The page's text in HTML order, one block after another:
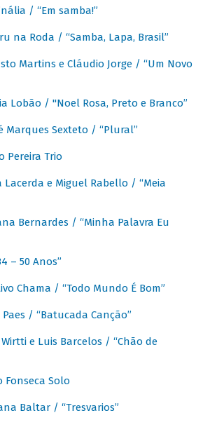
/ “Em samba!”
na Roda / “Samba, Lapa, Brasil”
Martins e Cláudio Jorge / “Um Novo
Lobão / "Noel Rosa, Preto e Branco”
Marques Sexteto / “Plural”
Pereira Trio
Lacerda e Miguel Rabello / “Meia
Bernardes / “Minha Palavra Eu
– 50 Anos”
Chama / “Todo Mundo É Bom”
/ “Batucada Canção”
e Luis Barcelos / “Chão de
Fonseca Solo
Baltar / “Tresvarios”